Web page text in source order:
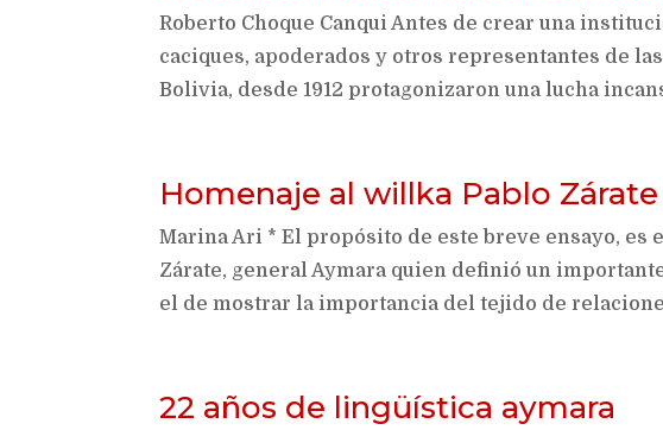
Roberto Choque Canqui Antes de crear una
caciques, apoderados y otros representantes de
Bolivia, desde 1912 protagonizaron una lucha
Homenaje al willka Pablo Zárate
Marina Ari * El propósito de este breve ensayo, es
Zárate, general Aymara quien definió un
el de mostrar la importancia del tejido de
22 años de lingüística aymara